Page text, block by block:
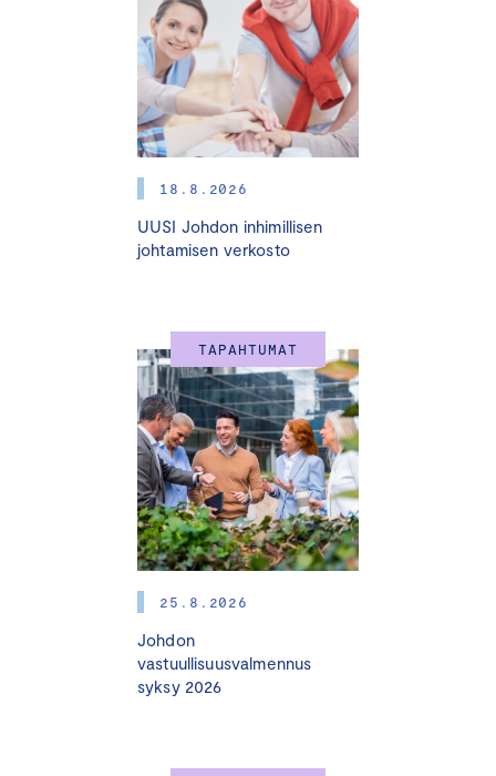
18.8.2026
UUSI Johdon inhimillisen
johtamisen verkosto
TAPAHTUMAT
25.8.2026
Johdon
vastuullisuusvalmennus
syksy 2026